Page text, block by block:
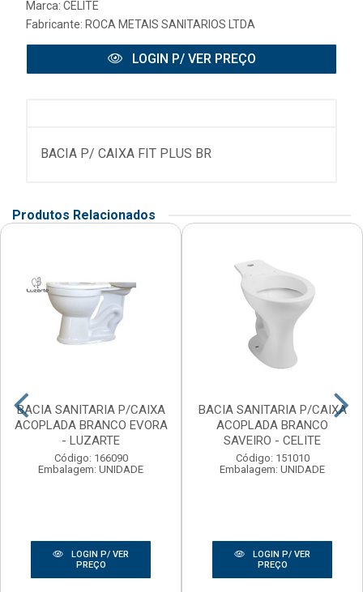
Marca: CELITE
Fabricante: ROCA METAIS SANITARIOS LTDA
LOGIN P/ VER PREÇO
BACIA P/ CAIXA FIT PLUS BR
Produtos Relacionados
BACIA SANITARIA P/CAIXA
ACOPLADA BRANCO EVORA
- LUZARTE
Código: 166090
Embalagem: UNIDADE
LOGIN P/ VER
PREÇO
BACIA SANITARIA P/CAIXA
ACOPLADA BRANCO
SAVEIRO - CELITE
Código: 151010
Embalagem: UNIDADE
LOGIN P/ VER
PREÇO